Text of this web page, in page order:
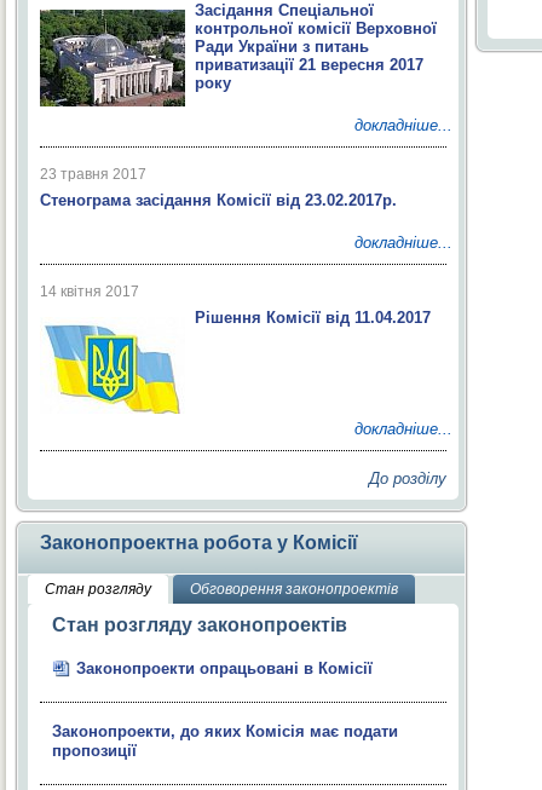
Засідання Спеціальної
контрольної комісії Верховної
Ради України з питань
приватизації 21 вересня 2017
року
докладніше...
23 травня 2017
Стенограма засідання Комісії від 23.02.2017р.
докладніше...
14 квітня 2017
Рішення Комісії від 11.04.2017
докладніше...
До розділу
Законопроектна робота у Комісії
Стан розгляду Обговорення законопроектів
Стан розгляду законопроектів
Законопроекти опрацьовані в Комісії
Законопроекти, до яких Комісія має подати
пропозиції